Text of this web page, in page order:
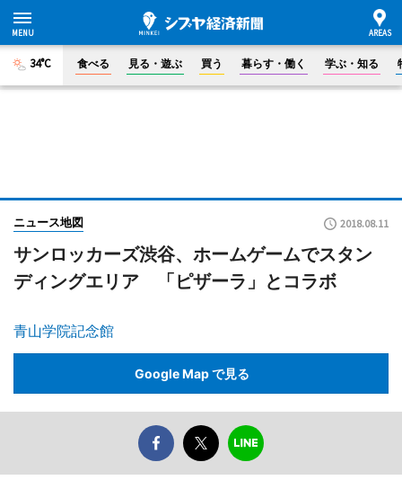
34°C 食べる 見る・遊ぶ 買う 暮らす・働く 学ぶ・知る
ニュース地図 2018.08.11
サンロッカーズ渋谷、ホームゲームでスタン
ディングエリア 「ピザーラ」とコラボ
青山学院記念館
Google Map で見る